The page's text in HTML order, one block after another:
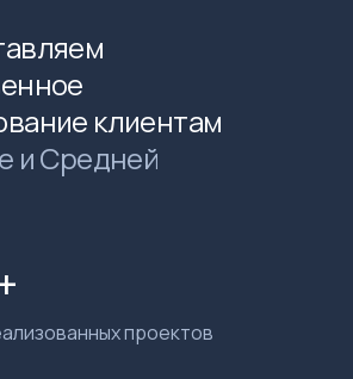
клиентам
и Средней
проектов